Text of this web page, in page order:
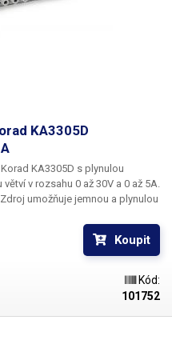
KA3305D
KA3305D s plynulou
v rozsahu 0 až 30V a 0 až 5A.
umožňuje jemnou a plynulou
hodnot do paměti,
- přímo pomocí tlačítka M1-5 na
velice přesné a rychlé, díky
s funkcí tlačítka pro přepínání
napětí i proud se
ze 4 menších segmentových
míst. U napětí je měřená
Koupit
Kód:
101752